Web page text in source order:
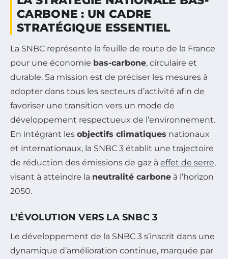
CARBONE : UN CADRE
STRATÉGIQUE ESSENTIEL
La SNBC représente la feuille de route de la France
pour une économie bas-carbone, circulaire et
durable. Sa mission est de préciser les mesures à
adopter dans tous les secteurs d’activité afin de
favoriser une transition vers un mode de
développement respectueux de l’environnement.
En intégrant les objectifs climatiques nationaux
et internationaux, la SNBC 3 établit une trajectoire
de réduction des émissions de gaz à effet de serre,
visant à atteindre la neutralité carbone à l’horizon
2050.
L’ÉVOLUTION VERS LA SNBC 3
Le développement de la SNBC 3 s’inscrit dans une
dynamique d’amélioration continue, marquée par